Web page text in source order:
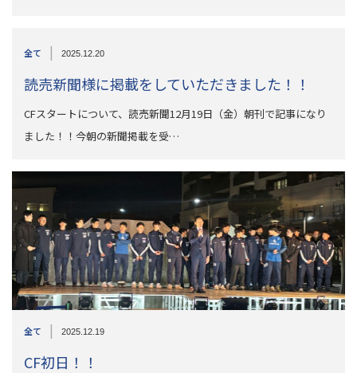
全て | 2025.12.20
読売新聞様に掲載をしていただきました！！
CFスタートについて、読売新聞12月19日（金）朝刊で記事になり
ました！！今朝の新聞掲載を受…
全て | 2025.12.19
CF初日！！